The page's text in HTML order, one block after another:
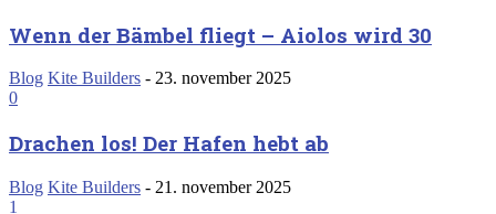
Wenn der Bämbel fliegt – Aiolos wird 30
Blog Kite Builders - 23. november 2025
0
Drachen los! Der Hafen hebt ab
Blog Kite Builders - 21. november 2025
1